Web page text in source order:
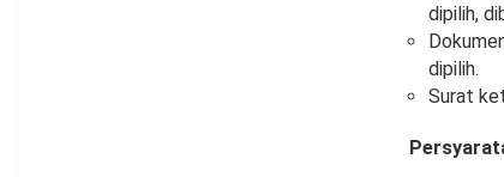
dipilih,
dipilih.
Surat